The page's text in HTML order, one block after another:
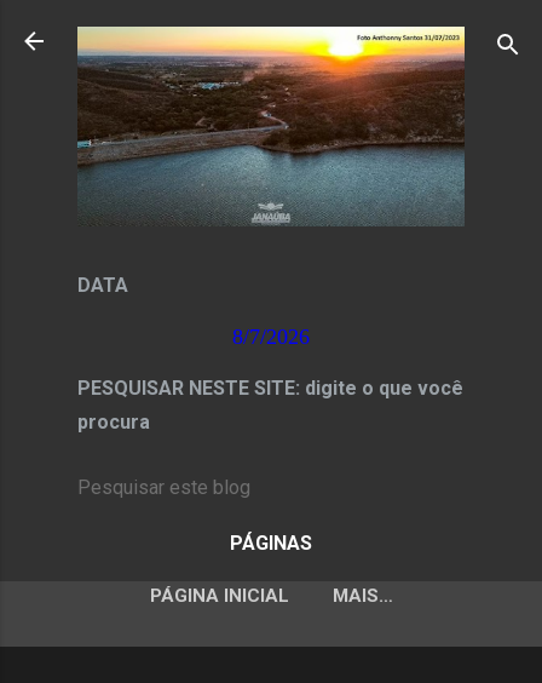
Pular para o conteúdo principal
DATA
8/7/2026
PESQUISAR NESTE SITE: digite o que você
procura
PÁGINAS
PÁGINA INICIAL MAIS…